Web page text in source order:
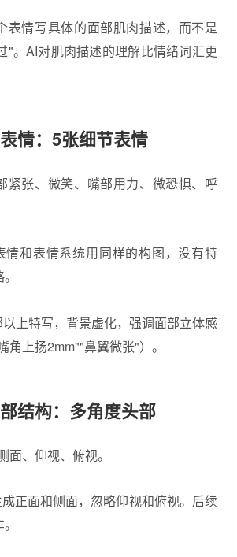
表情写具体的面部肌肉描述，而不是
"。AI对肌肉描述的理解比情绪词汇更
表情：5张细节表情
紧张、微笑、嘴部用力、微恐惧、呼
情和表情系统用同样的构图，没有特
以上特写，背景虚化，强调面部立体感
角上扬2mm""鼻翼微张"）。
部结构：多角度头部
面、仰视、俯视。
成正面和侧面，忽略仰视和俯视。后续